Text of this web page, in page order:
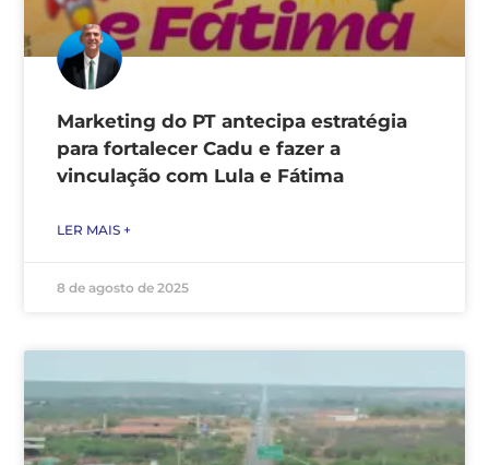
Marketing do PT antecipa estratégia
para fortalecer Cadu e fazer a
vinculação com Lula e Fátima
LER MAIS +
8 de agosto de 2025